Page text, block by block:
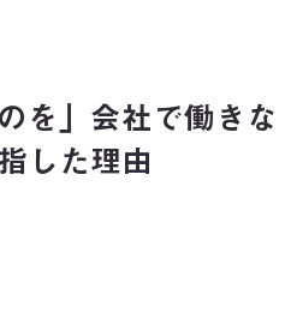
を」会社で働きな
した理由